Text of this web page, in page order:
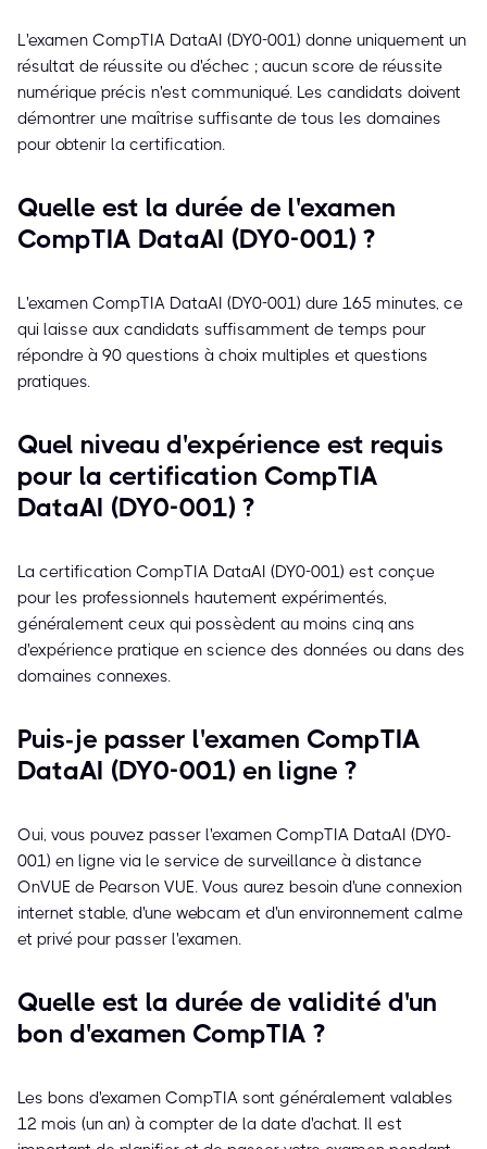
L'examen CompTIA DataAI (DY0-001) donne uniquement un
résultat de réussite ou d'échec ; aucun score de réussite
numérique précis n'est communiqué. Les candidats doivent
démontrer une maîtrise suffisante de tous les domaines
pour obtenir la certification.
Quelle est la durée de l'examen
CompTIA DataAI (DY0-001) ?
L'examen CompTIA DataAI (DY0-001) dure 165 minutes, ce
qui laisse aux candidats suffisamment de temps pour
répondre à 90 questions à choix multiples et questions
pratiques.
Quel niveau d'expérience est requis
pour la certification CompTIA
DataAI (DY0-001) ?
La certification CompTIA DataAI (DY0-001) est conçue
pour les professionnels hautement expérimentés,
généralement ceux qui possèdent au moins cinq ans
d'expérience pratique en science des données ou dans des
domaines connexes.
Puis-je passer l'examen CompTIA
DataAI (DY0-001) en ligne ?
Oui, vous pouvez passer l'examen CompTIA DataAI (DY0-
001) en ligne via le service de surveillance à distance
OnVUE de Pearson VUE. Vous aurez besoin d'une connexion
internet stable, d'une webcam et d'un environnement calme
et privé pour passer l'examen.
Quelle est la durée de validité d'un
bon d'examen CompTIA ?
Les bons d'examen CompTIA sont généralement valables
12 mois (un an) à compter de la date d'achat. Il est